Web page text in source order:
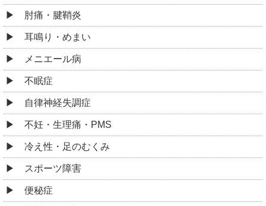
肘痛・腱鞘炎
耳鳴り・めまい
メニエール病
不眠症
自律神経失調症
不妊・生理痛・PMS
冷え性・足のむくみ
スポーツ障害
便秘症